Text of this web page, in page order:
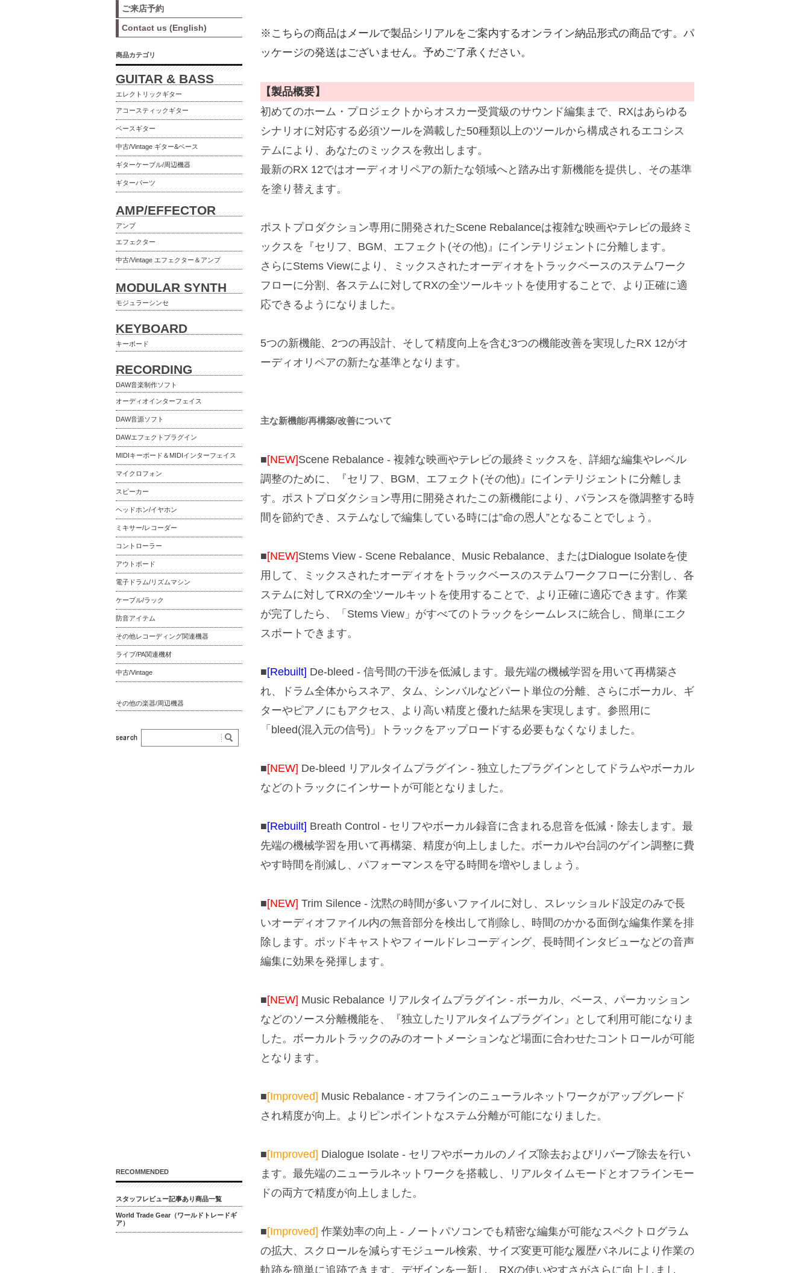
※こちらの商品はメールで製品シリアルをご案内するオンライン納品形式の商品です。パ
ッケージの発送はございません。予めご了承ください。
【製品概要】
初めてのホーム・プロジェクトからオスカー受賞級のサウンド編集まで、RXはあらゆる
シナリオに対応する必須ツールを満載した50種類以上のツールから構成されるエコシス
テムにより、あなたのミックスを救出します。
最新のRX 12ではオーディオリペアの新たな領域へと踏み出す新機能を提供し、その基準
を塗り替えます。
ポストプロダクション専用に開発されたScene Rebalanceは複雑な映画やテレビの最終ミ
ックスを『セリフ、BGM、エフェクト(その他)』にインテリジェントに分離します。
さらにStems Viewにより、ミックスされたオーディオをトラックベースのステムワーク
フローに分割、各ステムに対してRXの全ツールキットを使用することで、より正確に適
応できるようになりました。
5つの新機能、2つの再設計、そして精度向上を含む3つの機能改善を実現したRX 12がオ
ーディオリペアの新たな基準となります。
主な新機能/再構築/改善について
■[NEW]Scene Rebalance - 複雑な映画やテレビの最終ミックスを、詳細な編集やレベル
調整のために、『セリフ、BGM、エフェクト(その他)』にインテリジェントに分離しま
す。ポストプロダクション専用に開発されたこの新機能により、バランスを微調整する時
間を節約でき、ステムなしで編集している時には”命の恩人”となることでしょう。
■[NEW]Stems View - Scene Rebalance、Music Rebalance、またはDialogue Isolateを使
用して、ミックスされたオーディオをトラックベースのステムワークフローに分割し、各
ステムに対してRXの全ツールキットを使用することで、より正確に適応できます。作業
が完了したら、「Stems View」がすべてのトラックをシームレスに統合し、簡単にエク
スポートできます。
■[Rebuilt] De-bleed - 信号間の干渉を低減します。最先端の機械学習を用いて再構築さ
れ、ドラム全体からスネア、タム、シンバルなどパート単位の分離、さらにボーカル、ギ
ターやピアノにもアクセス、より高い精度と優れた結果を実現します。参照用に
「bleed(混入元の信号)」トラックをアップロードする必要もなくなりました。
■[NEW] De-bleed リアルタイムプラグイン - 独立したプラグインとしてドラムやボーカル
などのトラックにインサートが可能となりました。
■[Rebuilt] Breath Control - セリフやボーカル録音に含まれる息音を低減・除去します。最
先端の機械学習を用いて再構築、精度が向上しました。ボーカルや台詞のゲイン調整に費
やす時間を削減し、パフォーマンスを守る時間を増やしましょう。
■[NEW] Trim Silence - 沈黙の時間が多いファイルに対し、スレッショルド設定のみで長
いオーディオファイル内の無音部分を検出して削除し、時間のかかる面倒な編集作業を排
除します。ポッドキャストやフィールドレコーディング、長時間インタビューなどの音声
編集に効果を発揮します。
■[NEW] Music Rebalance リアルタイムプラグイン - ボーカル、ベース、パーカッション
などのソース分離機能を、『独立したリアルタイムプラグイン』として利用可能になりま
した。ボーカルトラックのみのオートメーションなど場面に合わせたコントロールが可能
となります。
■[Improved] Music Rebalance - オフラインのニューラルネットワークがアップグレード
され精度が向上。よりピンポイントなステム分離が可能になりました。
■[Improved] Dialogue Isolate - セリフやボーカルのノイズ除去およびリバーブ除去を行い
ます。最先端のニューラルネットワークを搭載し、リアルタイムモードとオフラインモー
ドの両方で精度が向上しました。
■[Improved] 作業効率の向上 - ノートパソコンでも精密な編集が可能なスペクトログラム
の拡大、スクロールを減らすモジュール検索、サイズ変更可能な履歴パネルにより作業の
軌跡を簡単に追跡できます。デザインを一新し、RXの使いやすさがさらに向上しまし
ご来店予約
Contact us (English)
商品カテゴリ
GUITAR & BASS
エレクトリックギター
アコースティックギター
ベースギター
中古/Vintage ギター&ベース
ギターケーブル/周辺機器
ギターパーツ
AMP/EFFECTOR
アンプ
エフェクター
中古/Vintage エフェクター＆アンプ
MODULAR SYNTH
モジュラーシンセ
KEYBOARD
キーボード
RECORDING
DAW音楽制作ソフト
オーディオインターフェイス
DAW音源ソフト
DAWエフェクトプラグイン
MIDIキーボード＆MIDIインターフェイス
マイクロフォン
スピーカー
ヘッドホン/イヤホン
ミキサー/レコーダー
コントローラー
アウトボード
電子ドラム/リズムマシン
ケーブル/ラック
防音アイテム
その他レコーディング関連機器
ライブ/PA関連機材
中古/Vintage
その他の楽器/周辺機器
RECOMMENDED
スタッフレビュー記事あり商品一覧
World Trade Gear（ワールドトレードギ
ア）